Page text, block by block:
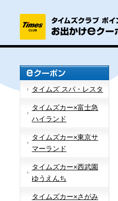
タイムズ スパ・レスタ
タイムズカー×富士急
ハイランド
タイムズカー×東京サ
マーランド
タイムズカー×西武園
ゆうえんち
タイムズカー×さがみ